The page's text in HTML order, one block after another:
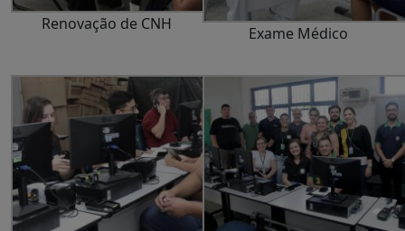
Renovação de CNH Exame Médico